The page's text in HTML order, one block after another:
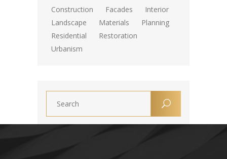
Construction Facades
Interior
Landscape
Materials
Planning
Residential
Restoration
Urbanism